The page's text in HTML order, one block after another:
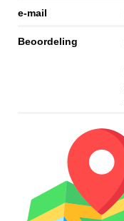
e-mail
Beoordeling